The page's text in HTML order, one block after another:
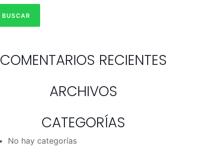
COMENTARIOS RECIENTES
ARCHIVOS
CATEGORÍAS
No hay categorías